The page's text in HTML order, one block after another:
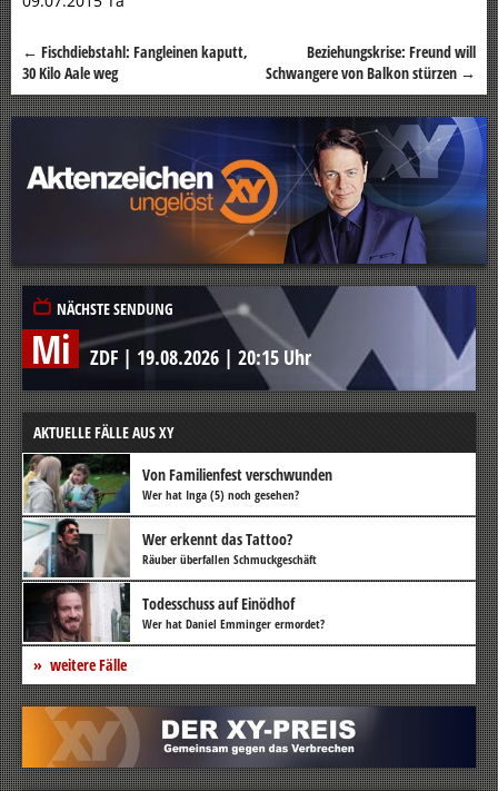
Beitragsnavigation
← Fischdiebstahl: Fangleinen kaputt,
30 Kilo Aale weg
Beziehungskrise: Freund will
Schwangere von Balkon stürzen →
NÄCHSTE SENDUNG
Mi ZDF | 19.08.2026 | 20:15 Uhr
AKTUELLE FÄLLE AUS XY
Von Familienfest verschwunden
Wer hat Inga (5) noch gesehen?
Wer erkennt das Tattoo?
Räuber überfallen Schmuckgeschäft
Todesschuss auf Einödhof
Wer hat Daniel Emminger ermordet?
weitere Fälle